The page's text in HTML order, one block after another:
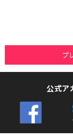
プ
公式ア